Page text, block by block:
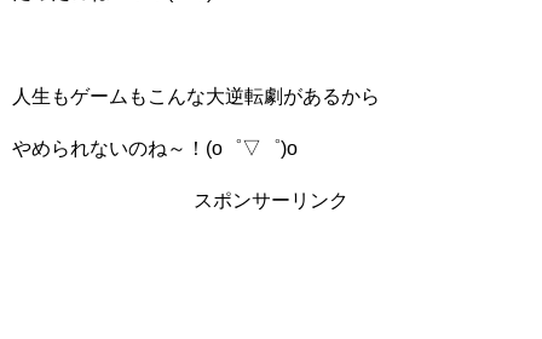
人生もゲームもこんな大逆転劇があるから
やめられないのね～！(o゜▽゜)o
スポンサーリンク